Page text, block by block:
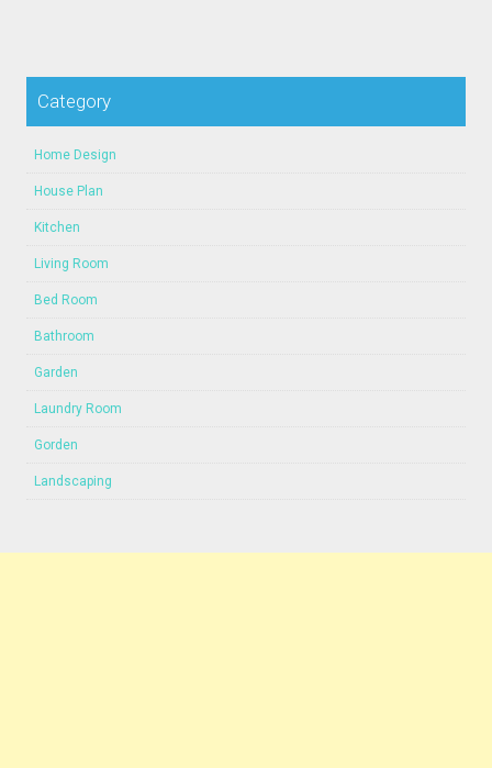
Category
Home Design
House Plan
Kitchen
Living Room
Bed Room
Bathroom
Garden
Laundry Room
Gorden
Landscaping